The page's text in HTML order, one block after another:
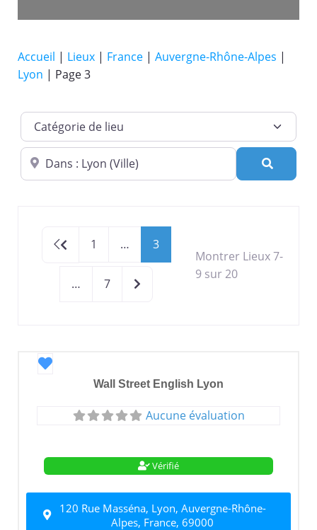
Accueil | Lieux | France | Auvergne-Rhône-Alpes |
Lyon | Page 3
Catégorie de lieu
Dans quelle ville ?
Newer posts
1 … 3
… 7 Older posts
Montrer Lieux 7-
9 sur 20
Favori
Wall Street English Lyon
Aucune évaluation
Vérifié
120 Rue Masséna, Lyon, Auvergne-Rhône-
Alpes, France, 69000